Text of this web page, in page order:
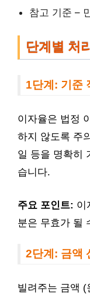
참고 기준 –
단계별 처
1단계: 기준
이자율은 법정
하지 않도록 주
일 등을 명확히
습니다.
주요 포인트: 이
분은 무효가 될
2단계: 금액
빌려주는 금액